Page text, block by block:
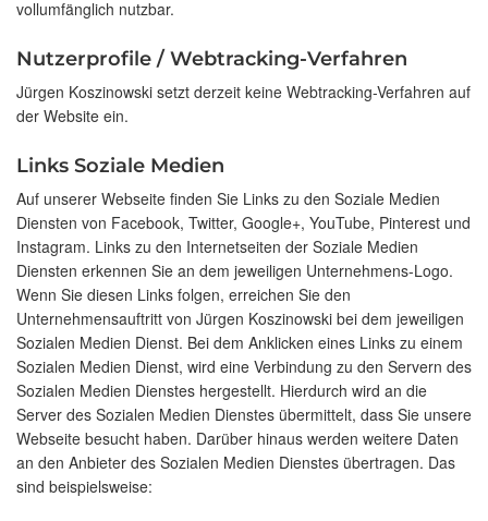
vollumfänglich nutzbar.
Nutzerprofile / Webtracking-Verfahren
Jürgen Koszinowski setzt derzeit keine Webtracking-Verfahren auf
der Website ein.
Links Soziale Medien
Auf unserer Webseite finden Sie Links zu den Soziale Medien
Diensten von Facebook, Twitter, Google+, YouTube, Pinterest und
Instagram. Links zu den Internetseiten der Soziale Medien
Diensten erkennen Sie an dem jeweiligen Unternehmens-Logo.
Wenn Sie diesen Links folgen, erreichen Sie den
Unternehmensauftritt von Jürgen Koszinowski bei dem jeweiligen
Sozialen Medien Dienst. Bei dem Anklicken eines Links zu einem
Sozialen Medien Dienst, wird eine Verbindung zu den Servern des
Sozialen Medien Dienstes hergestellt. Hierdurch wird an die
Server des Sozialen Medien Dienstes übermittelt, dass Sie unsere
Webseite besucht haben. Darüber hinaus werden weitere Daten
an den Anbieter des Sozialen Medien Dienstes übertragen. Das
sind beispielsweise: